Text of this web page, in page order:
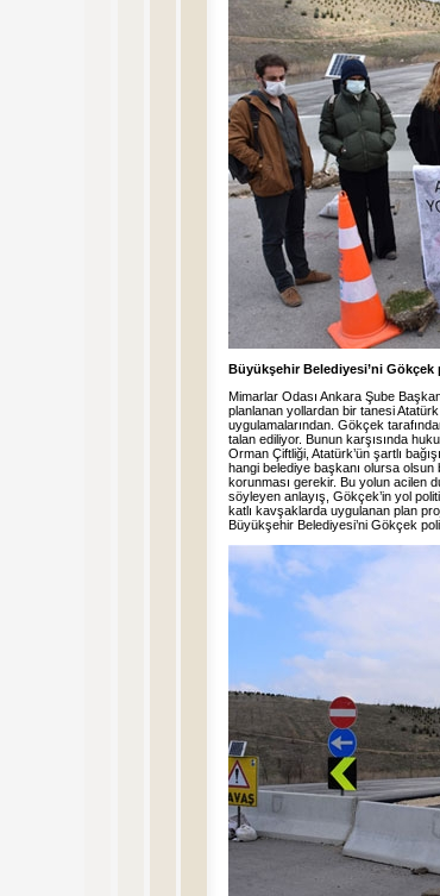
Büyükşehir Belediyesi’ni Gökçek
Mimarlar Odası Ankara Şube
planlanan yollardan bir tanesi
uygulamalarından. Gökçek
talan ediliyor. Bunun karşısında
Orman Çiftliği, Atatürk’ün şartlı
hangi belediye başkanı olursa olsun
korunması gerekir. Bu yolun acilen
söyleyen anlayış, Gökçek’in yol
katlı kavşaklarda uygulanan plan
Büyükşehir Belediyesi’ni Gökçek